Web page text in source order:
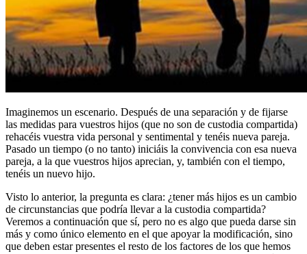
Imaginemos un escenario. Después de una separación y de fijarse
las medidas para vuestros hijos (que no son de custodia compartida)
rehacéis vuestra vida personal y sentimental y tenéis nueva pareja.
Pasado un tiempo (o no tanto) iniciáis la convivencia con esa nueva
pareja, a la que vuestros hijos aprecian, y, también con el tiempo,
tenéis un nuevo hijo.
Visto lo anterior, la pregunta es clara: ¿tener más hijos es un cambio
de circunstancias que podría llevar a la custodia compartida?
Veremos a continuación que sí, pero no es algo que pueda darse sin
más y como único elemento en el que apoyar la modificación, sino
que deben estar presentes el resto de los factores de los que hemos